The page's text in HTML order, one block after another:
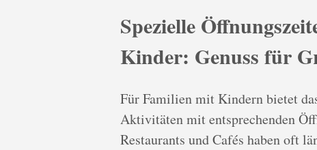
Spezielle
Kinder: Genuss für
Für Familien mit Kindern bietet
Aktivitäten mit entsprechenden
Restaurants und Cafés haben oft